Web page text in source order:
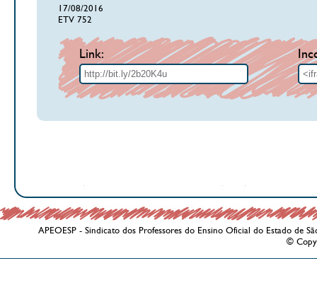
17/08/2016
ETV 752
Link:
APEOESP - Sindicato dos Professores do Ensino Oficial do Estado de
©